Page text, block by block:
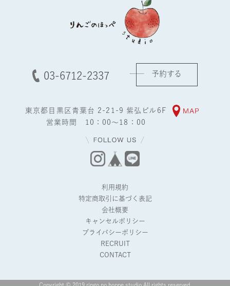
03-6712-2337 予約する
東京都目黒区青葉台 2-21-9 紫弘ビル6F
営業時間 10：00～18：00
利用規約
特定商取引に基づく表記
会社概要
キャンセルポリシー
プライバシーポリシー
RECRUIT
CONTACT
Copyright © 2019 ringo no hoppe studio All rights reserved.